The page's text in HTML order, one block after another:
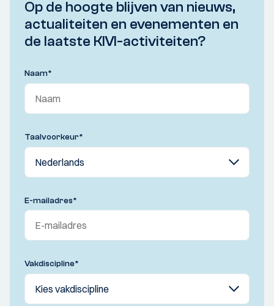
Op de hoogte blijven van nieuws,
actualiteiten en evenementen en
de laatste KIVI-activiteiten?
Naam*
Taalvoorkeur*
E-mailadres*
Vakdiscipline*